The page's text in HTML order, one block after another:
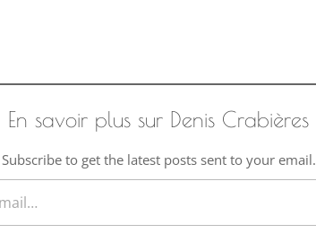
En savoir plus sur Denis Crabières
Subscribe to get the latest posts sent to your email.